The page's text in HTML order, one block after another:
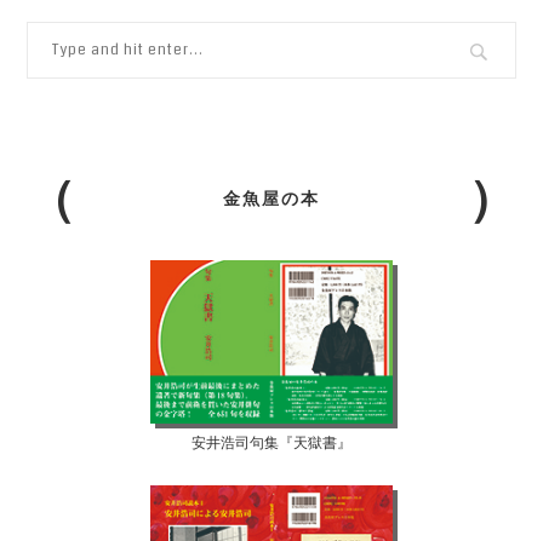
金魚屋の本
安井浩司句集『天獄書』